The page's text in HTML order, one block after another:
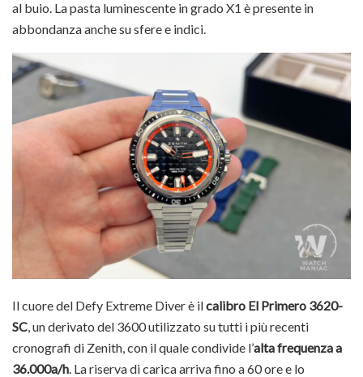
al buio. La pasta luminescente in grado X1 è presente in
abbondanza anche su sfere e indici.
Il cuore del Defy Extreme Diver è ilcalibro El Primero 3620-
SC , un derivato del 3600 utilizzato su tutti i più recenti
cronografi di Zenith, con il quale condivide l’alta frequenza a
36.000a/h . La riserva di carica arriva fino a 60 ore e lo